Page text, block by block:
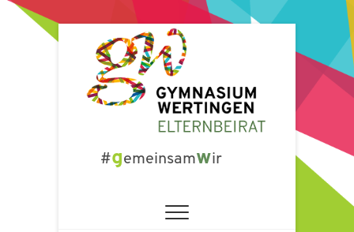
springen
Elternbeirat am
#gemeinsamwir